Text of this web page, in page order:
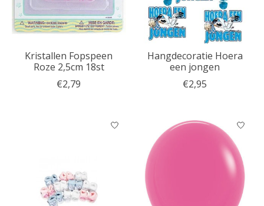
Kristallen Fopspeen
Roze 2,5cm 18st
€2,79
Hangdecoratie Hoera
een jongen
€2,95